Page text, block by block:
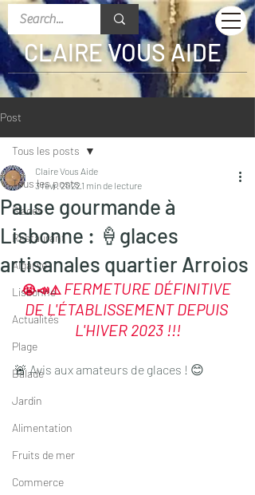
CLAIRE VOUS AIDE
Post
Tous les posts
Glaces
Restaurant
Algarve
Lisbonne
Actualités
Plage
Balade
Jardin
Alimentation
Fruits de mer
Commerce
Tous les posts
Pause gourmande à
Lisbonne : 🍦glaces
artisanales quartier Arroios
Claire Vous Aide
3 févr. 20221 min de lecture
😭📣⚠️ FERMETURE DÉFINITIVE
DE L'ÉTABLISSEMENT DEPUIS
L'HIVER 2023 !!!
🚨 Avis aux amateurs de glaces ! 😊